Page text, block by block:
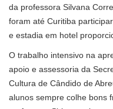
da professora Silvana
foram até Curitiba
e estadia em hotel
O trabalho intensivo na
apoio e assessoria da
Cultura de Cândido de
alunos sempre colhe bons